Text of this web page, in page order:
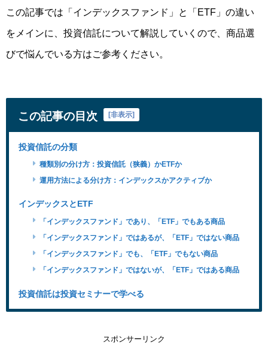
この記事では 「インデックスファンド」と「ETF」の違い
をメインに、投資信託について解説していくので、商品選
びで悩んでいる方はご参考ください。
この記事の目次 [非表示]
投資信託の分類
種類別の分け方：投資信託（狭義）かETFか
運用方法による分け方：インデックスかアクティブか
インデックスとETF
「インデックスファンド」であり、「ETF」でもある商品
「インデックスファンド」ではあるが、「ETF」ではない商品
「インデックスファンド」でも、「ETF」でもない商品
「インデックスファンド」ではないが、「ETF」ではある商品
投資信託は投資セミナーで学べる
スポンサーリンク